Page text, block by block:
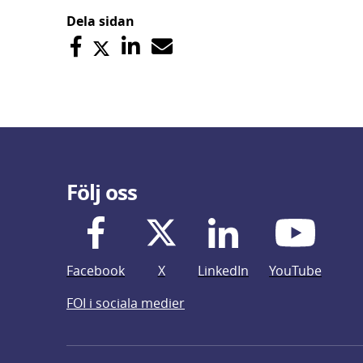
Dela sidan
Följ oss
Facebook X LinkedIn
YouTube
FOI i sociala medier